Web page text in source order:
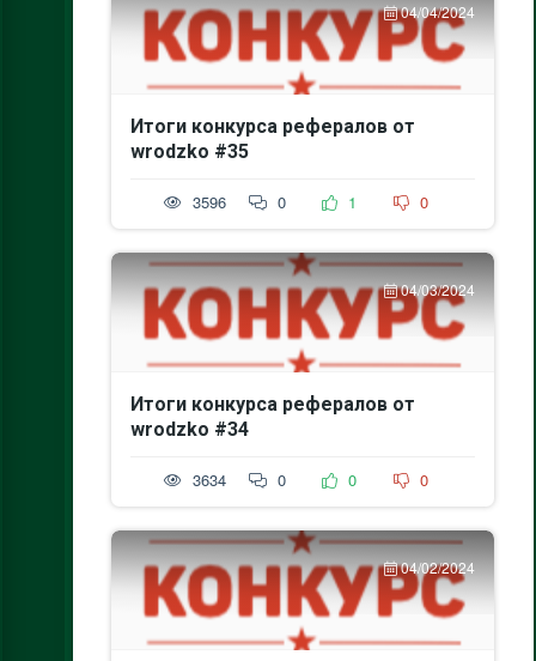
04/04/2024
Итоги конкурса рефералов от
wrodzko #35
3596 0 1 0
04/03/2024
Итоги конкурса рефералов от
wrodzko #34
3634 0 0 0
04/02/2024